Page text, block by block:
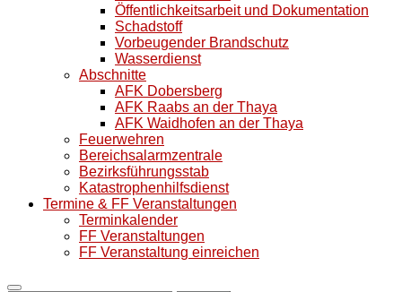
Öffentlichkeitsarbeit und Dokumentation
Schadstoff
Vorbeugender Brandschutz
Wasserdienst
Abschnitte
AFK Dobersberg
AFK Raabs an der Thaya
AFK Waidhofen an der Thaya
Feuerwehren
Bereichsalarmzentrale
Bezirksführungsstab
Katastrophenhilfsdienst
Termine & FF Veranstaltungen
Terminkalender
FF Veranstaltungen
FF Veranstaltung einreichen